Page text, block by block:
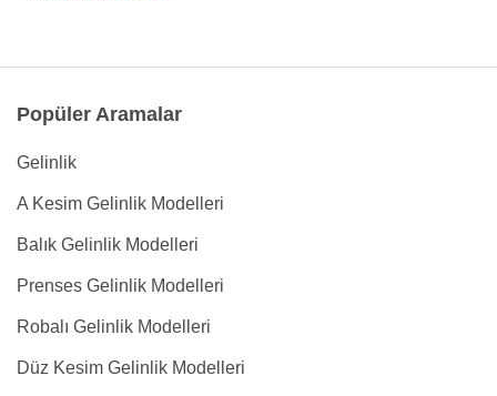
Popüler Aramalar
Gelinlik
A Kesim Gelinlik Modelleri
Balık Gelinlik Modelleri
Prenses Gelinlik Modelleri
Robalı Gelinlik Modelleri
Düz Kesim Gelinlik Modelleri